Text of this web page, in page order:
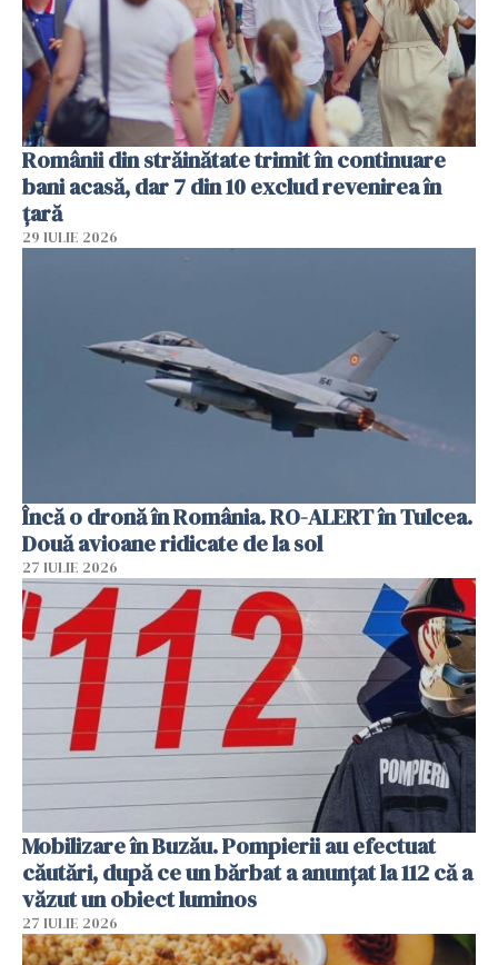
Românii din străinătate trimit în continuare
bani acasă, dar 7 din 10 exclud revenirea în
țară
29 IULIE 2026
Încă o dronă în România. RO-ALERT în Tulcea.
Două avioane ridicate de la sol
27 IULIE 2026
Mobilizare în Buzău. Pompierii au efectuat
căutări, după ce un bărbat a anunțat la 112 că a
văzut un obiect luminos
27 IULIE 2026